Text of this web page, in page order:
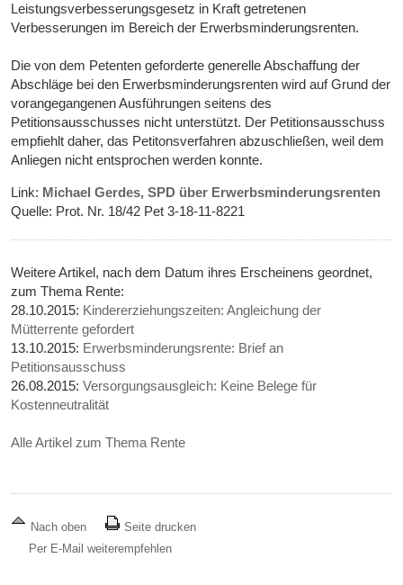
Leistungsverbesserungsgesetz in Kraft getretenen
Verbesserungen im Bereich der Erwerbsminderungsrenten.
Die von dem Petenten geforderte generelle Abschaffung der
Abschläge bei den Erwerbsminderungsrenten wird auf Grund der
vorangegangenen Ausführungen seitens des
Petitionsausschusses nicht unterstützt. Der Petitionsausschuss
empfiehlt daher, das Petitonsverfahren abzuschließen, weil dem
Anliegen nicht entsprochen werden konnte.
Link: Michael Gerdes, SPD über Erwerbsminderungsrenten
Quelle: Prot. Nr. 18/42 Pet 3-18-11-8221
Weitere Artikel, nach dem Datum ihres Erscheinens geordnet,
zum Thema Rente:
28.10.2015: Kindererziehungszeiten: Angleichung der
Mütterrente gefordert
13.10.2015: Erwerbsminderungsrente: Brief an
Petitionsausschuss
26.08.2015:Versorgungsausgleich: Keine Belege für
Kostenneutralität
Alle Artikel zum Thema Rente
Nach oben
Seite drucken
Per E-Mail weiterempfehlen